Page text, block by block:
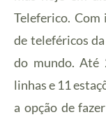
Teleferico. Com
de teleféricos
do mundo. Até
linhas e 11
a opção de